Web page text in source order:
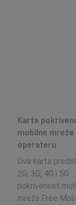
Karta
mobilne mreže
operateru
Ova karta
2G, 3G, 4G i 5G
pokrivenost
mreža Free